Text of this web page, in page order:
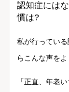
認知症には
慣は?
私が行ってい
らこんな声をよ
「正直、年老